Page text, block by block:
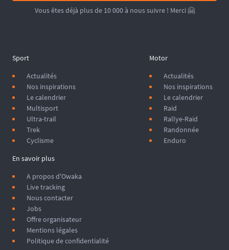
Vous êtes déjà plus de 10 000 à nous suivre ! Merci 🤗
Sport
Actualités
Nos inspirations
Le calendrier
Multisport
Ultra-trail
Trek
Cyclisme
Motor
Actualités
Nos inspirations
Le calendrier
Raid
Rallye-Raid
Randonnée
Enduro
En savoir plus
A propos d'Owaka
Live tracking
Nous contacter
Jobs
Offre organisateur
Mentions légales
Politique de confidentialité